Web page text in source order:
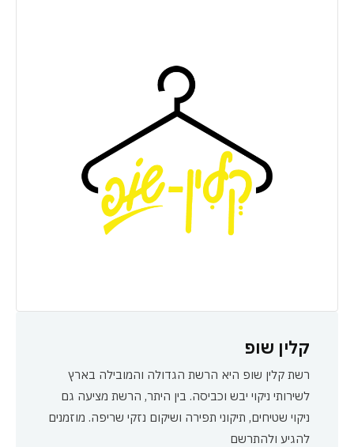
קלין שופ
רשת קלין שופ היא הרשת הגדולה והמובילה בארץ
לשירותי ניקוי יבש וכביסה. בין היתר, הרשת מציעה גם
ניקוי שטיחים, תיקוני תפירה ושיקום נזקי שריפה. מוזמנים
להגיע ולהתרשם